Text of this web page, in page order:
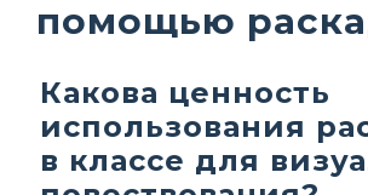
помощью
Какова ценность
использования
в классе для